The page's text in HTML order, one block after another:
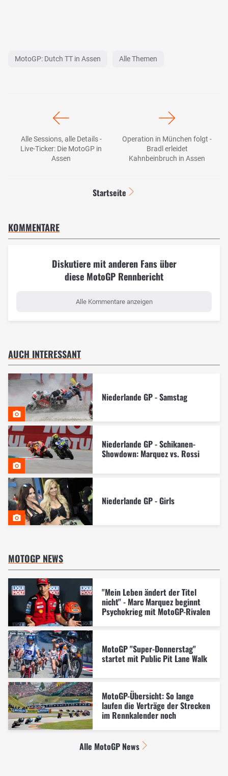
MotoGP: Dutch TT in Assen Alle Themen
Alle Sessions, alle Details -
Live-Ticker: Die MotoGP in
Assen
Operation in München folgt -
Bradl erleidet
Kahnbeinbruch in Assen
Startseite
KOMMENTARE
Diskutiere mit anderen Fans über
diese MotoGP Rennbericht
Alle Kommentare anzeigen
AUCH INTERESSANT
Niederlande GP - Samstag
Niederlande GP - Schikanen-
Showdown: Marquez vs. Rossi
Niederlande GP - Girls
MOTOGP NEWS
"Mein Leben ändert der Titel
nicht" - Marc Marquez beginnt
Psychokrieg mit MotoGP-Rivalen
MotoGP "Super-Donnerstag"
startet mit Public Pit Lane Walk
MotoGP-Übersicht: So lange
laufen die Verträge der Strecken
im Rennkalender noch
Alle MotoGP News